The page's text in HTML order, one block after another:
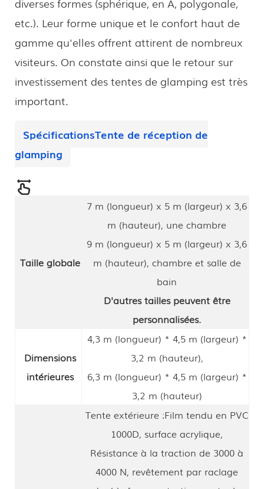
etc.). Leur forme unique et le confort haut de
gamme qu'elles offrent attirent de nombreux
visiteurs. On constate ainsi que le retour sur
investissement des tentes de glamping est très
important.
SpécificationsTente de réception de
glamping
Taille globale
7 m (longueur) x 5 m (largeur) x 3,6
m (hauteur), une chambre
9 m (longueur) x 5 m (largeur) x 3,6
m (hauteur), chambre et salle de
bain
D'autres tailles peuvent être
personnalisées.
Dimensions
intérieures
4,3 m (longueur) * 4,5 m (largeur) *
3,2 m (hauteur),
6,3 m (longueur) * 4,5 m (largeur) *
3,2 m (hauteur)
Tente extérieure :Film tendu en PVC
1000D, surface acrylique,
Résistance à la traction de 3000 à
4000 N, revêtement par raclage